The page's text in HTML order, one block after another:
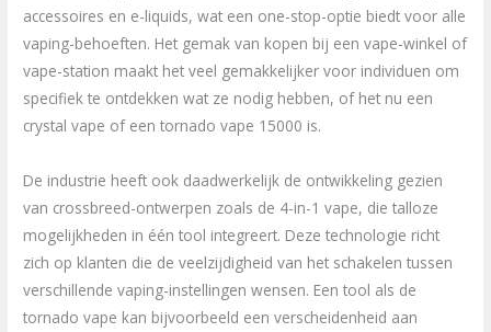
accessoires en e-liquids, wat een one-stop-optie biedt voor alle
vaping-behoeften. Het gemak van kopen bij een vape-winkel of
vape-station maakt het veel gemakkelijker voor individuen om
specifiek te ontdekken wat ze nodig hebben, of het nu een
crystal vape of een tornado vape 15000 is.
De industrie heeft ook daadwerkelijk de ontwikkeling gezien
van crossbreed-ontwerpen zoals de 4-in-1 vape, die talloze
mogelijkheden in één tool integreert. Deze technologie richt
zich op klanten die de veelzijdigheid van het schakelen tussen
verschillende vaping-instellingen wensen. Een tool als de
tornado vape kan bijvoorbeeld een verscheidenheid aan